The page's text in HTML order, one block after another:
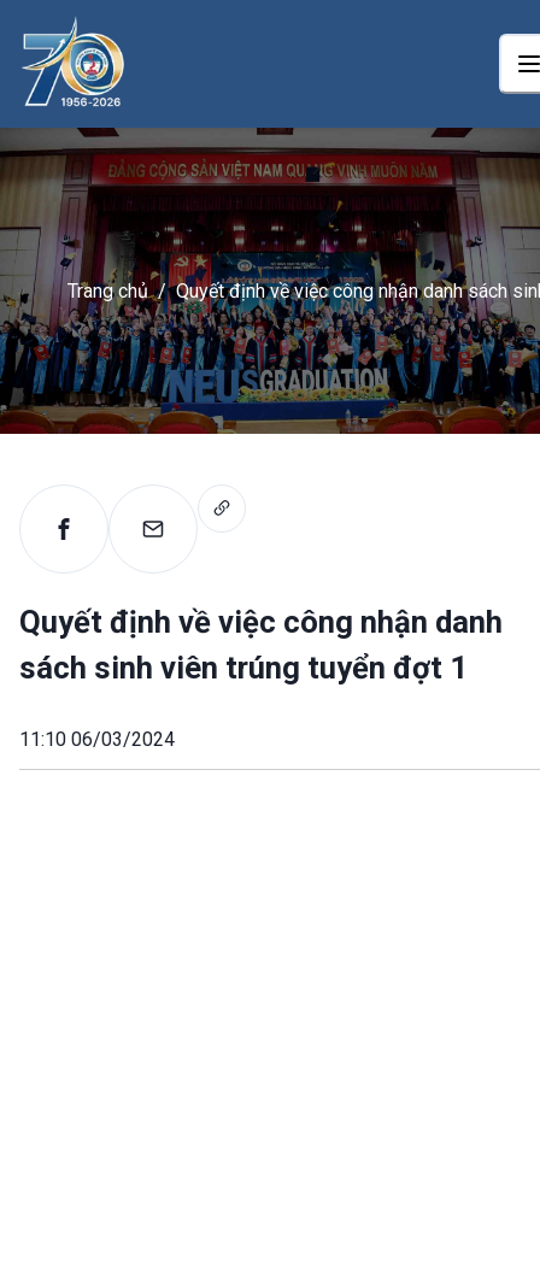
Trang chủ / Quyết định về việc công nhận danh sách
viên trúng tuyển đợt 1
Quyết định về việc công nhận danh
sách sinh viên trúng tuyển đợt 1
11:10 06/03/2024